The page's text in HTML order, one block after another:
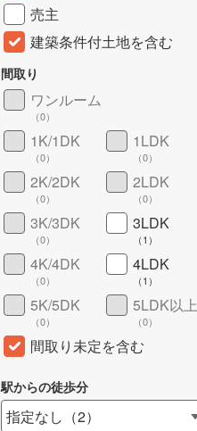
売主
建築条件付土地を含む
間取り
ワンルーム
（0）
1K/1DK
（0）
1LDK
（0）
2K/2DK
（0）
2LDK
（0）
3K/3DK
（0）
3LDK
（1 ）
4K/4DK
（0）
4LDK
（1 ）
5K/5DK
（0）
5LDK以上
（0）
間取り未定を含む
駅からの徒歩分
指定なし （2）
詳しく見る